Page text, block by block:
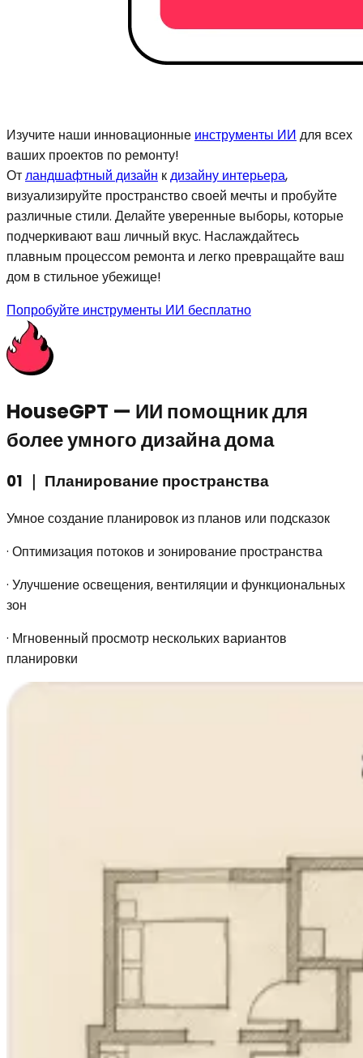
Изучите наши инновационные инструменты ИИ для всех
ваших проектов по ремонту!
Отландшафтный дизайн кдизайну интерьера,
визуализируйте пространство своей мечты и пробуйте
различные стили. Делайте уверенные выборы, которые
подчеркивают ваш личный вкус. Наслаждайтесь
плавным процессом ремонта и легко превращайте ваш
дом в стильное убежище!
Попробуйте инструменты ИИ бесплатно
HouseGPT — ИИ помощник для
более умного дизайна дома
01 ｜ Планирование пространства
Умное создание планировок из планов или подсказок
· Оптимизация потоков и зонирование пространства
· Улучшение освещения, вентиляции и функциональных
зон
· Мгновенный просмотр нескольких вариантов
планировки